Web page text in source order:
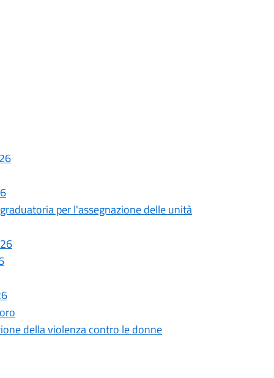
per l'assegnazione delle unità
della violenza contro le donne